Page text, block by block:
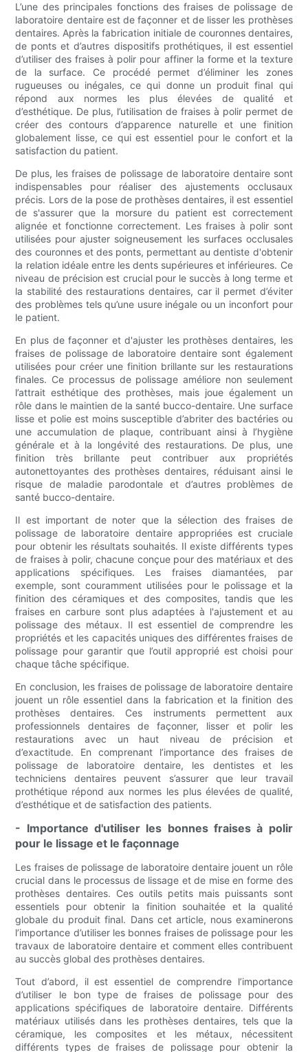
L’une des principales fonctions des fraises de polissage de
laboratoire dentaire est de façonner et de lisser les prothèses
dentaires. Après la fabrication initiale de couronnes dentaires,
de ponts et d’autres dispositifs prothétiques, il est essentiel
d’utiliser des fraises à polir pour affiner la forme et la texture
de la surface. Ce procédé permet d’éliminer les zones
rugueuses ou inégales, ce qui donne un produit final qui
répond aux normes les plus élevées de qualité et
d’esthétique. De plus, l’utilisation de fraises à polir permet de
créer des contours d’apparence naturelle et une finition
globalement lisse, ce qui est essentiel pour le confort et la
satisfaction du patient.
De plus, les fraises de polissage de laboratoire dentaire sont
indispensables pour réaliser des ajustements occlusaux
précis. Lors de la pose de prothèses dentaires, il est essentiel
de s'assurer que la morsure du patient est correctement
alignée et fonctionne correctement. Les fraises à polir sont
utilisées pour ajuster soigneusement les surfaces occlusales
des couronnes et des ponts, permettant au dentiste d'obtenir
la relation idéale entre les dents supérieures et inférieures. Ce
niveau de précision est crucial pour le succès à long terme et
la stabilité des restaurations dentaires, car il permet d’éviter
des problèmes tels qu’une usure inégale ou un inconfort pour
le patient.
En plus de façonner et d'ajuster les prothèses dentaires, les
fraises de polissage de laboratoire dentaire sont également
utilisées pour créer une finition brillante sur les restaurations
finales. Ce processus de polissage améliore non seulement
l’attrait esthétique des prothèses, mais joue également un
rôle dans le maintien de la santé bucco-dentaire. Une surface
lisse et polie est moins susceptible d’abriter des bactéries ou
une accumulation de plaque, contribuant ainsi à l’hygiène
générale et à la longévité des restaurations. De plus, une
finition très brillante peut contribuer aux propriétés
autonettoyantes des prothèses dentaires, réduisant ainsi le
risque de maladie parodontale et d’autres problèmes de
santé bucco-dentaire.
Il est important de noter que la sélection des fraises de
polissage de laboratoire dentaire appropriées est cruciale
pour obtenir les résultats souhaités. Il existe différents types
de fraises à polir, chacune conçue pour des matériaux et des
applications spécifiques. Les fraises diamantées, par
exemple, sont couramment utilisées pour le polissage et la
finition des céramiques et des composites, tandis que les
fraises en carbure sont plus adaptées à l'ajustement et au
polissage des métaux. Il est essentiel de comprendre les
propriétés et les capacités uniques des différentes fraises de
polissage pour garantir que l’outil approprié est choisi pour
chaque tâche spécifique.
En conclusion, les fraises de polissage de laboratoire dentaire
jouent un rôle essentiel dans la fabrication et la finition des
prothèses dentaires. Ces instruments permettent aux
professionnels dentaires de façonner, lisser et polir les
restaurations avec un haut niveau de précision et
d’exactitude. En comprenant l’importance des fraises de
polissage de laboratoire dentaire, les dentistes et les
techniciens dentaires peuvent s’assurer que leur travail
prothétique répond aux normes les plus élevées de qualité,
d’esthétique et de satisfaction des patients.
- Importance d'utiliser les bonnes fraises à polir
pour le lissage et le façonnage
Les fraises de polissage de laboratoire dentaire jouent un rôle
crucial dans le processus de lissage et de mise en forme des
prothèses dentaires. Ces outils petits mais puissants sont
essentiels pour obtenir la finition souhaitée et la qualité
globale du produit final. Dans cet article, nous examinerons
l’importance d’utiliser les bonnes fraises de polissage pour les
travaux de laboratoire dentaire et comment elles contribuent
au succès global des prothèses dentaires.
Tout d’abord, il est essentiel de comprendre l’importance
d’utiliser le bon type de fraises de polissage pour des
applications spécifiques de laboratoire dentaire. Différents
matériaux utilisés dans les prothèses dentaires, tels que la
céramique, les composites et les métaux, nécessitent
différents types de fraises de polissage pour obtenir la